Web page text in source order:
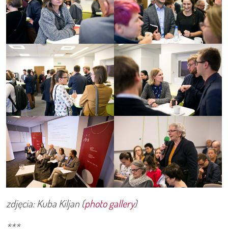
zdjęcia: Kuba Kiljan (photo gallery)
***